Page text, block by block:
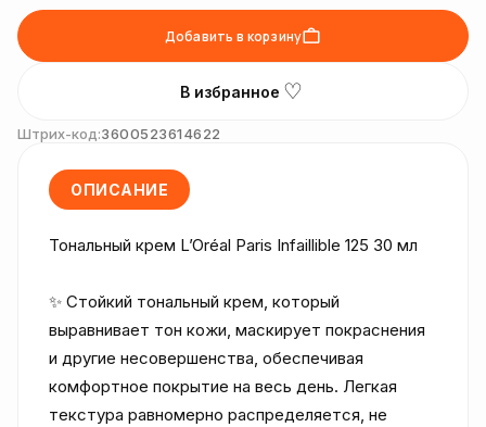
Добавить в корзину
В избранное ♡
Штрих-код:3600523614622
ОПИСАНИЕ
Тональный крем L’Oréal Paris Infaillible 125 30 мл
✨ Стойкий тональный крем, который
выравнивает тон кожи, маскирует покраснения
и другие несовершенства, обеспечивая
комфортное покрытие на весь день. Легкая
текстура равномерно распределяется, не